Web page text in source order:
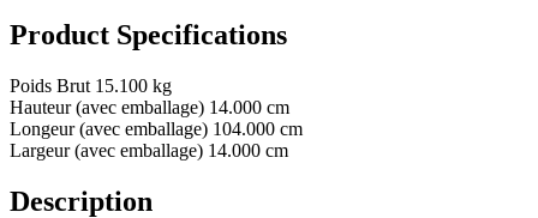
Product Specifications
Poids Brut 15.100 kg
Hauteur (avec emballage) 14.000 cm
Longeur (avec emballage) 104.000 cm
Largeur (avec emballage) 14.000 cm
Description